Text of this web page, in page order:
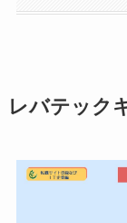
レバテック